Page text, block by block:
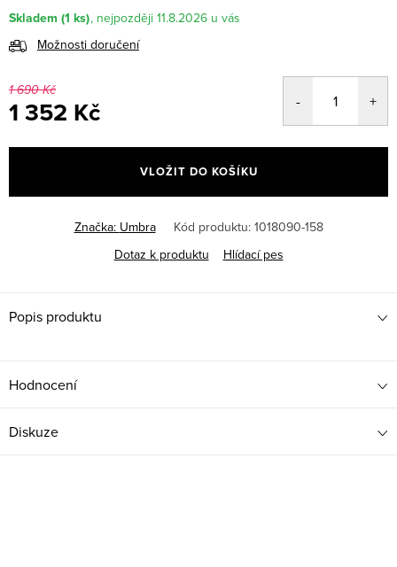
Skladem (1 ks)
11.8.2026
Možnosti doručení
1 690 Kč
1 352 Kč
cena:
VLOŽIT DO KOŠÍKU
Značka: Umbra Kód produktu: 1018090-158
Dotaz k produktu
Hlídací pes
Popis produktu
Hodnocení
Diskuze